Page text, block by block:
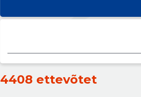
4408 ettevõtet